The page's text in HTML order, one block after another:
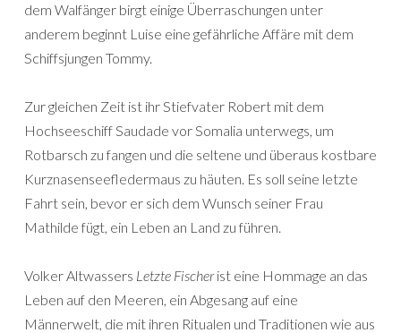
dem Walfänger birgt einige Überraschungen unter
anderem beginnt Luise eine gefährliche Affäre mit dem
Schiffsjungen Tommy.
Zur gleichen Zeit ist ihr Stiefvater Robert mit dem
Hochseeschiff Saudade vor Somalia unterwegs, um
Rotbarsch zu fangen und die seltene und überaus kostbare
Kurznasenseefledermaus zu häuten. Es soll seine letzte
Fahrt sein, bevor er sich dem Wunsch seiner Frau
Mathilde fügt, ein Leben an Land zu führen.
Volker Altwassers Letzte Fischerist eine Hommage an das
Leben auf den Meeren, ein Abgesang auf eine
Männerwelt, die mit ihren Ritualen und Traditionen wie aus